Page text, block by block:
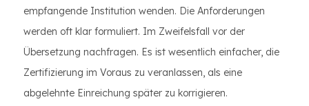
empfangende Institution wenden. Die Anforderungen
werden oft klar formuliert. Im Zweifelsfall vor der
Übersetzung nachfragen. Es ist wesentlich einfacher, die
Zertifizierung im Voraus zu veranlassen, als eine
abgelehnte Einreichung später zu korrigieren.